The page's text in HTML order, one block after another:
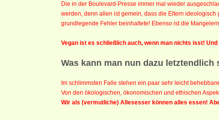
Die in der Boulevard-Presse immer mal wieder
werden, denn allen ist gemein, dass die Eltern
grundlegende Fehler beinhaltete! Ebenso ist die
Vegan ist es schließlich auch, wenn man nichts isst!
Was kann man nun dazu letztendlich
Im schlimmsten Falle stehen ein paar sehr leicht
Von den ökologischen, ökonomischen und ethischen
Wir als (vermutliche) Allesesser können alles essen!